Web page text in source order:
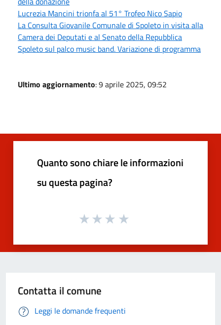
Lucrezia Mancini trionfa al 51° Trofeo Nico Sapio
La Consulta Giovanile Comunale di Spoleto in visita alla
Camera dei Deputati e al Senato della Repubblica
Spoleto sul palco music band. Variazione di programma
Ultimo aggiornamento: 9 aprile 2025, 09:52
Quanto sono chiare le informazioni
su questa pagina?
Contatta il comune
Leggi le domande frequenti